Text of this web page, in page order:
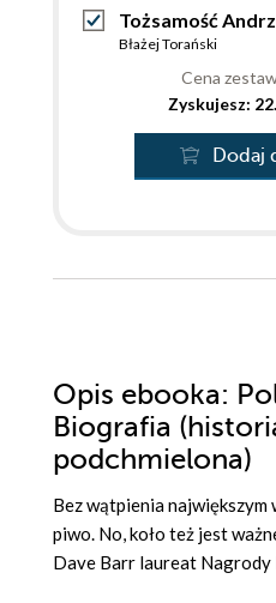
Tożsamość
Błażej Torański
Cena
Zyskujesz:
Dodaj
Opis ebooka:
Biografia
podchmielona)
Bez wątpienia
piwo. No, koło też jest
Dave Barr laureat